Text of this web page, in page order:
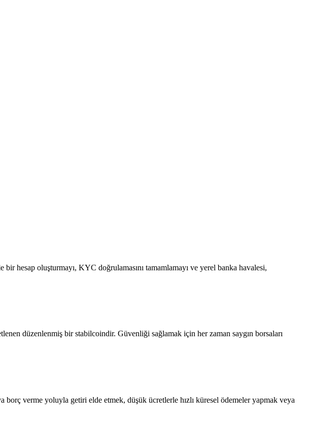
hesap oluşturmayı, KYC doğrulamasını tamamlamayı ve yerel banka havalesi,
düzenlenmiş bir stabilcoindir. Güvenliği sağlamak için her zaman saygın borsaları
verme yoluyla getiri elde etmek, düşük ücretlerle hızlı küresel ödemeler yapmak veya